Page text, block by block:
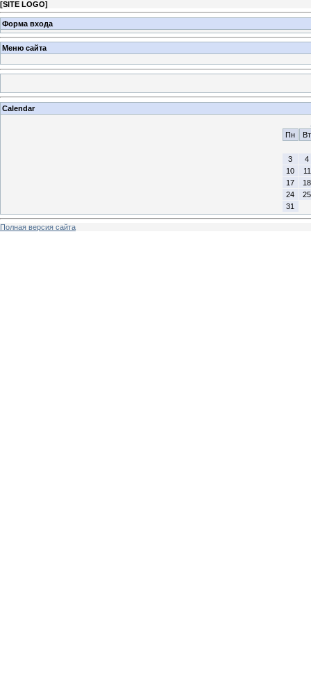
[SITE LOGO]
Форма входа
Меню сайта
Calendar
Пн
Вт
3
4
10
11
17
18
24
25
31
Полная версия сайта